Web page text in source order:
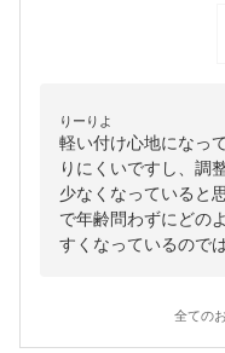
りーりよ
軽い付け心地になっ
りにくいですし、調
少なくなっていると
で年齢問わずにどの
すくなっているので
全ての